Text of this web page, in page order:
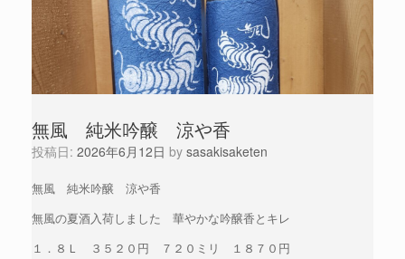
無風 純米吟醸 涼や香
投稿日: 2026年6月12日 by sasakisaketen
無風 純米吟醸 涼や香
無風の夏酒入荷しました 華やかな吟醸香とキレ
１．８Ｌ ３５２０円 ７２０ミリ １８７０円